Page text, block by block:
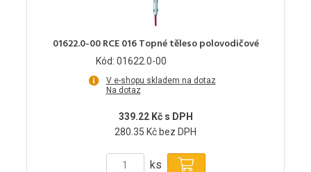
01622.0-00 RCE 016 Topné těleso polovodičové
Kód: 01622.0-00
V e-shopu skladem na dotaz
Na dotaz
339.22 Kč s DPH
280.35 Kč bez DPH
ks